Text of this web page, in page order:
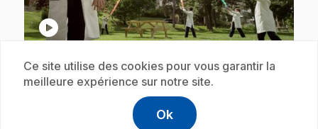
play_circle
E18: Danse comme s'il n'y avait personne
- La recette du désastre.
Lorsque le système d'alarme est déclenché au
Ce site utilise des cookies pour vous garantir la
meilleure expérience sur notre site.
Ok